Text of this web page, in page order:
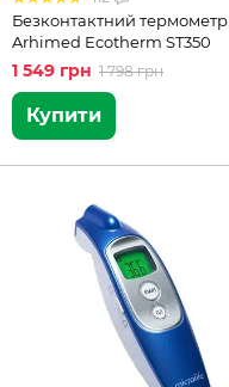
Безконтактний термометр
Arhimed Ecotherm ST350
1 549 грн 1 798 грн
Купити